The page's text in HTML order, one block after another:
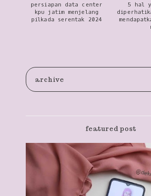
persiapan data center
kpu jatim menjelang
pilkada serentak 2024
5 hal
archive
featured post